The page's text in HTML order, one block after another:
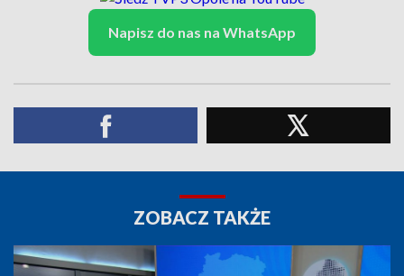
Napisz do nas na WhatsApp
ZOBACZ TAKŻE